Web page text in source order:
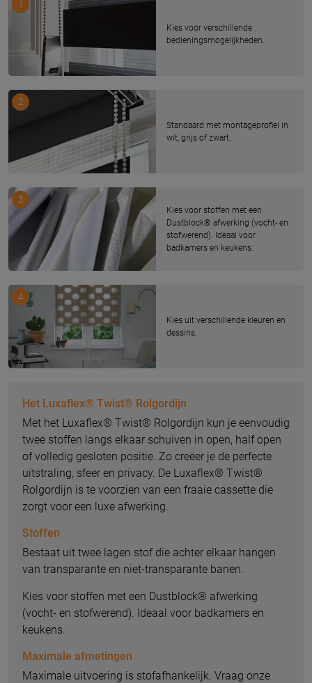
Kies voor verschillende
bedieningsmogelijkheden.
1
Standaard met montageprofiel in
wit, grijs of zwart.
2
Kies voor stoffen met een
Dustblock® afwerking (vocht- en
stofwerend). Ideaal voor
badkamers en keukens.
3
Kies uit verschillende kleuren en
dessins.
4
Het Luxaflex® Twist® Rolgordijn
Met het Luxaflex® Twist® Rolgordijn kun je eenvoudig
twee stoffen langs elkaar schuiven in open, half open
of volledig gesloten positie. Zo creëer je de perfecte
uitstraling, sfeer en privacy. De Luxaflex® Twist®
Rolgordijn is te voorzien van een fraaie cassette die
zorgt voor een luxe afwerking.
Stoffen
Bestaat uit twee lagen stof die achter elkaar hangen
van transparante en niet-transparante banen.
Kies voor stoffen met een Dustblock® afwerking
(vocht- en stofwerend). Ideaal voor badkamers en
keukens.
Maximale afmetingen
Maximale uitvoering is stofafhankelijk. Vraag onze